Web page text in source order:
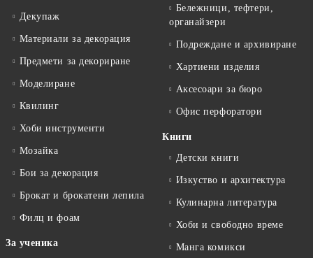
Декупаж
Материали за декорация
Предмети за декориране
Моделиране
Квилинг
Хоби инструменти
Мозайка
Бои за декорация
Брокат и брокатени лепила
Филц и фоам
За ученика
Бележници, тефтери,
органайзери
Подреждане и архивиране
Хартиени изделия
Аксесоари за бюро
Офис перфоратори
Книги
Детски книги
Изкуство и архитектура
Кулинарна литература
Хоби и свободно време
Манга комикси